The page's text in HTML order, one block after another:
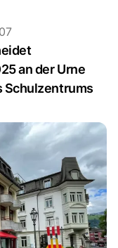
an der Urne
Schulzentrums